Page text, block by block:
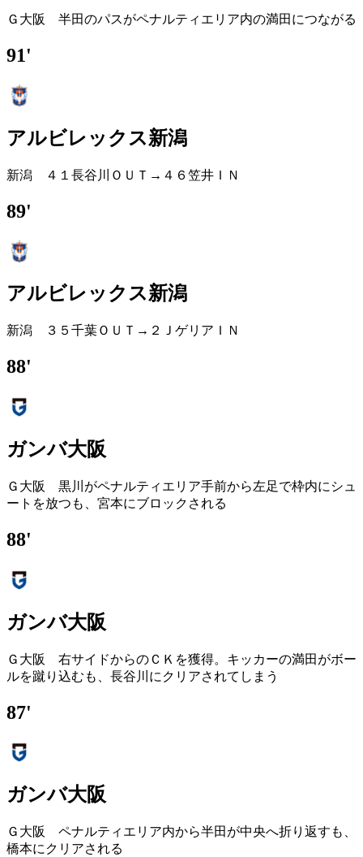
Ｇ大阪 半田のパスがペナルティエリア内の満田につながる
91'
アルビレックス新潟
新潟 ４１長谷川ＯＵＴ→４６笠井ＩＮ
89'
アルビレックス新潟
新潟 ３５千葉ＯＵＴ→２ＪゲリアＩＮ
88'
ガンバ大阪
Ｇ大阪 黒川がペナルティエリア手前から左足で枠内にシュ
ートを放つも、宮本にブロックされる
88'
ガンバ大阪
Ｇ大阪 右サイドからのＣＫを獲得。キッカーの満田がボー
ルを蹴り込むも、長谷川にクリアされてしまう
87'
ガンバ大阪
Ｇ大阪 ペナルティエリア内から半田が中央へ折り返すも、
橋本にクリアされる